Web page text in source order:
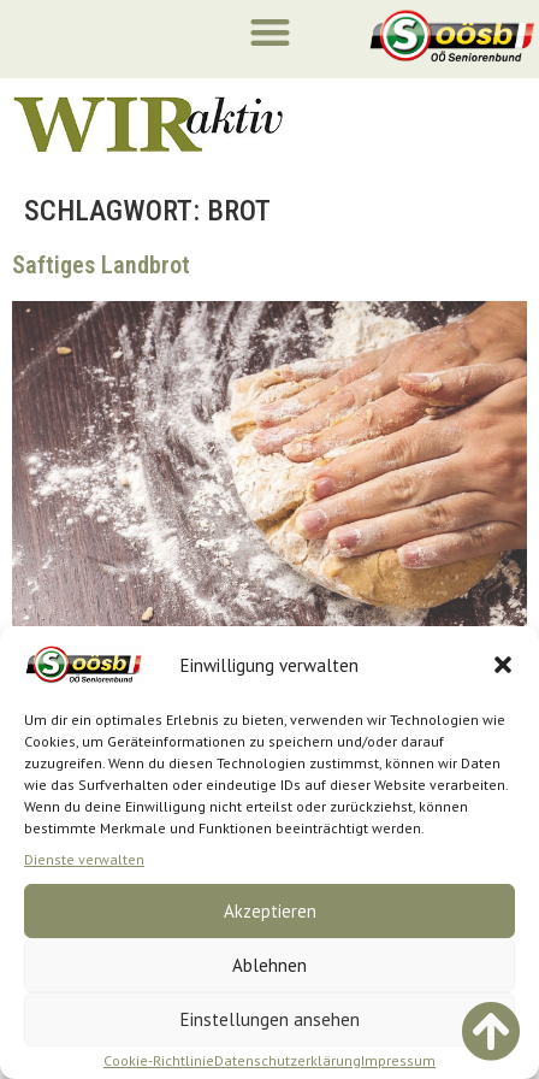
Einwilligung verwalten
Um dir ein optimales Erlebnis zu bieten, verwenden wir Technologien wie
Cookies, um Geräteinformationen zu speichern und/oder darauf
zuzugreifen. Wenn du diesen Technologien zustimmst, können wir Daten
wie das Surfverhalten oder eindeutige IDs auf dieser Website verarbeiten.
Wenn du deine Einwilligung nicht erteilst oder zurückziehst, können
bestimmte Merkmale und Funktionen beeinträchtigt werden.
Dienste verwalten
Akzeptieren
Ablehnen
Einstellungen ansehen
Cookie-RichtlinieDatenschutzerklärungImpressum
SCHLAGWORT: BROT
Saftiges Landbrot
Zutaten: Für das Dampferl: 200 g Sauerteig, 40 g Germ, 200 g Roggenmehl, 500 ml Wasser Für den Brotteig: 800 g Roggenmehl, 350 g Weizenmehl, 350 g Dinkelmehl, 500 ml Buttermilch, 1 1/2 EL Salz, 2 EL Brotgewürz, je 1 EL Anis, Fenchel, Kümmel und Koriander (ganz) Zum Bestreuen: Anis, Fenchel, Kümmel, Koriander Zubereitung: […]
Impressum Datenschutz Cookie-Richtlinie (EU)